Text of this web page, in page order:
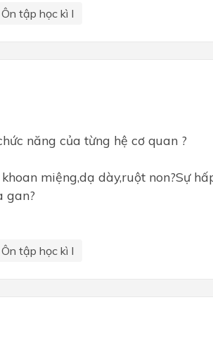
tập học kì I
năng của từng hệ cơ quan ?
miệng,dạ dày,ruột non?Sự
gan?
tập học kì I